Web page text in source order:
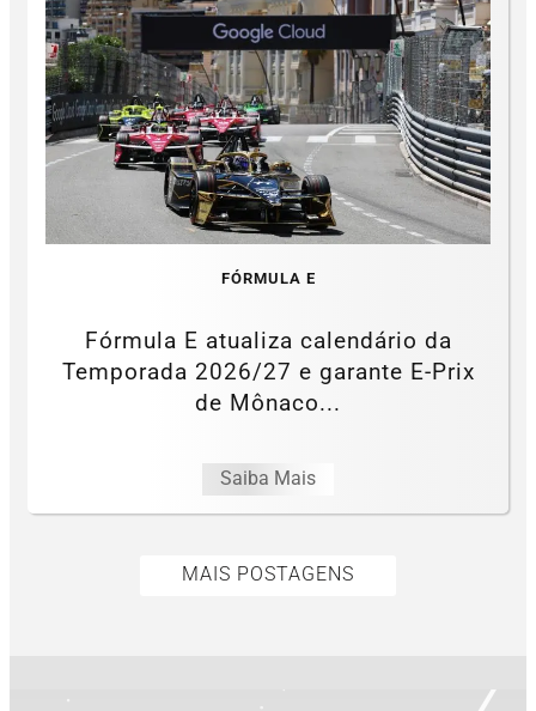
FÓRMULA E
Fórmula E atualiza calendário da
Temporada 2026/27 e garante E-Prix
de Mônaco...
Saiba Mais
MAIS POSTAGENS